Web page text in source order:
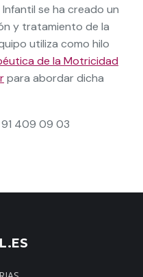
se ha creado un
y tratamiento de la
utiliza como hilo
de la Motricidad
para abordar dicha
91 409 09 03